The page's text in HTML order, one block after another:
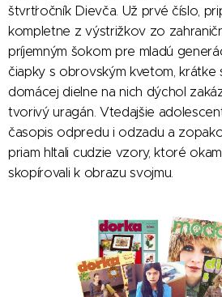
štvrťročník Dievča. Už prvé číslo,
kompletne z výstrižkov zo
príjemným šokom pre mladú
čiapky s obrovským kvetom, krátke
domácej dielne na nich dýchol
tvorivý uragán. Vtedajšie
časopis odpredu i odzadu a
priam hltali cudzie vzory, ktoré
skopírovali k obrazu svojmu.